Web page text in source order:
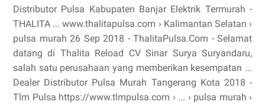
Distributor Pulsa Kabupaten Banjar Elektrik Termurah -
THALITA ... www.thalitapulsa.com › Kalimantan Selatan ›
pulsa murah 26 Sep 2018 - ThalitaPulsa.Com - Selamat
datang di Thalita Reload CV Sinar Surya Suryandaru,
salah satu perusahaan yang memberikan kesempatan ...
Dealer Distributor Pulsa Murah Tangerang Kota 2018 -
Tlm Pulsa https://www.tlmpulsa.com › ... › pulsa murah ›